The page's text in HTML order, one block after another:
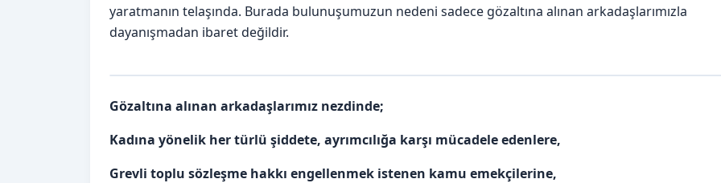
yaratmanın telaşında. Burada bulunuşumuzun nedeni sadece gözaltına alınan arkadaşlarımızla
dayanışmadan ibaret değildir.
Gözaltına alınan arkadaşlarımız nezdinde;
Kadına yönelik her türlü şiddete, ayrımcılığa karşı mücadele edenlere,
Grevli toplu sözleşme hakkı engellenmek istenen kamu emekçilerine,